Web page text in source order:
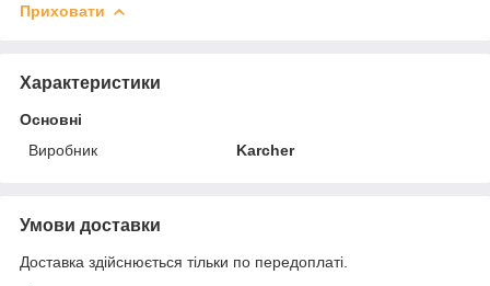
Приховати
Характеристики
Основні
Виробник
Karcher
Умови доставки
Доставка здійснюється тільки по передоплаті.